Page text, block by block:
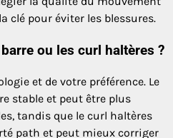
clé pour éviter les blessures.
ou les curl haltères ?
et de votre préférence. Le
stable et peut être plus
tandis que le curl haltères
path et peut mieux corriger